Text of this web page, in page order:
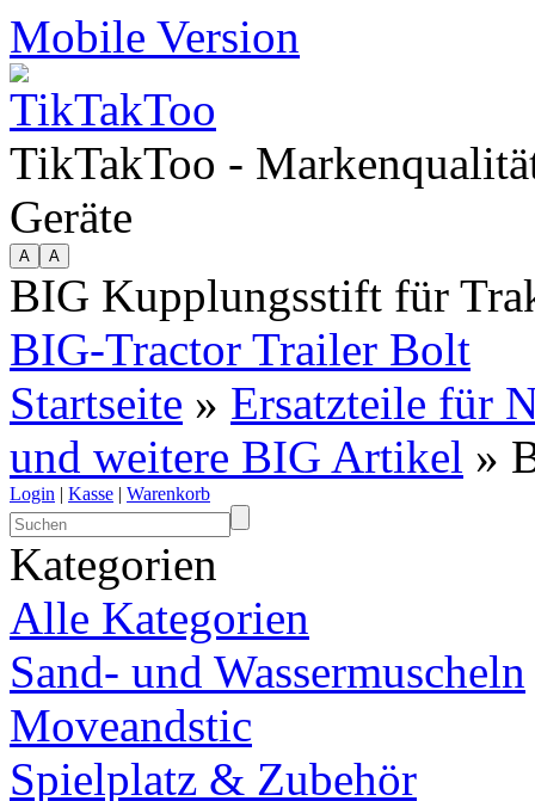
Mobile Version
TikTakToo -
Geräte
BIG Kupplungsstift für
BIG-Tractor Trailer Bolt
Startseite » Ersatzteile für
und weitere BIG Artikel »
Login | Kasse | Warenkorb
Kategorien
Alle Kategorien
Sand- und Wassermuscheln
Moveandstic
Spielplatz & Zubehör